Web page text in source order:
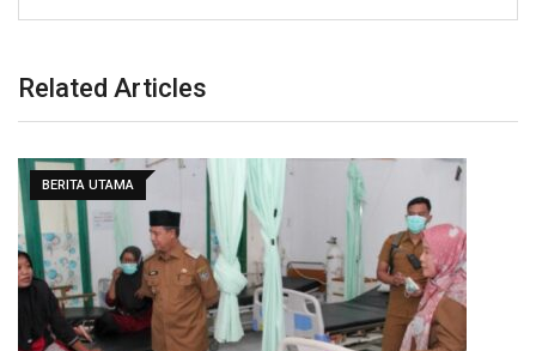
Related Articles
BERITA UTAMA